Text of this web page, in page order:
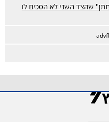
שהצד השני לא הסכים לו